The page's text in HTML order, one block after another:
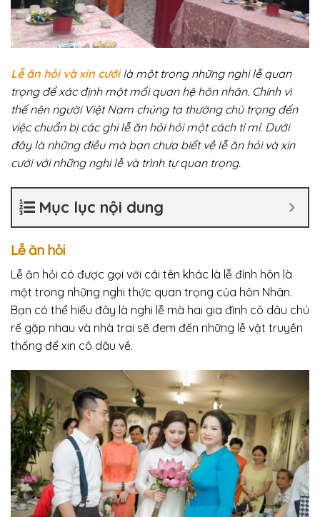
Lễ ăn hỏi và xin cướilà một trong những nghi lễ quan
trọng để xác định một mối quan hệ hôn nhân. Chính vì
thế nên người Việt Nam chúng ta thường chú trọng đến
việc chuẩn bị các ghi lễ ăn hỏi hỏi một cách tỉ mỉ. Dưới
đây là những điều mà bạn chưa biết về lễ ăn hỏi và xin
cưới với những nghi lễ và trình tự quan trọng.
Mục lục nội dung
Lễ ăn hỏi
Lễ ăn hỏi có được gọi với cái tên khác là lễ đính hôn là
một trong những nghi thức quan trọng của hôn Nhân.
Bạn có thể hiểu đây là nghi lễ mà hai gia đình cô dâu chú
rể gặp nhau và nhà trai sẽ đem đến những lễ vật truyền
thống để xin cô dâu về.